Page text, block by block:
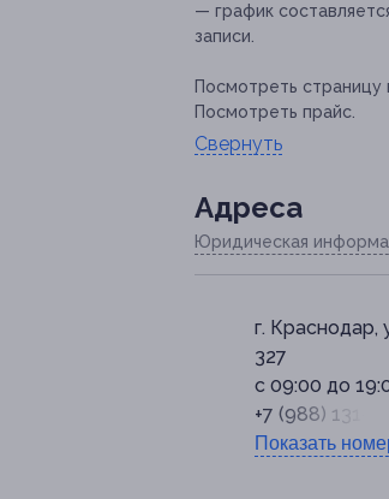
— график
записи.
Посмотреть страницу
Посмотреть прайс.
Свернуть
Адресa
Юридическая
г. Краснодар,
327
с 09:00 до
+7 (988) 131-
Показать